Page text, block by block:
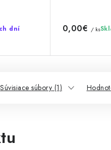
dní 0,00€ / ks
Súvisiace súbory (1)